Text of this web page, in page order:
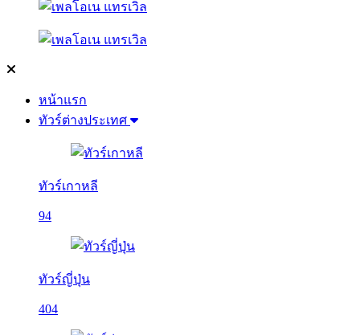
หน้าแรก
ทัวร์ต่างประเทศ
ทัวร์เกาหลี
94
ทัวร์ญี่ปุ่น
404